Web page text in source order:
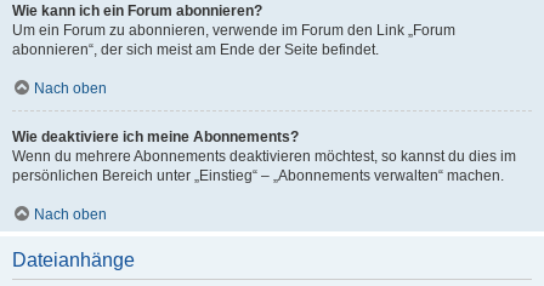
Wie kann ich ein Forum abonnieren?
Um ein Forum zu abonnieren, verwende im Forum den Link „Forum
abonnieren“, der sich meist am Ende der Seite befindet.
Nach oben
Wie deaktiviere ich meine Abonnements?
Wenn du mehrere Abonnements deaktivieren möchtest, so kannst du dies im
persönlichen Bereich unter „Einstieg“ – „Abonnements verwalten“ machen.
Nach oben
Dateianhänge